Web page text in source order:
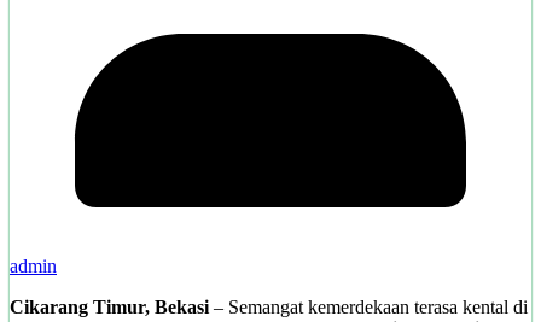
admin
Cikarang Timur, Bekasi – Semangat kemerdekaan terasa kental di